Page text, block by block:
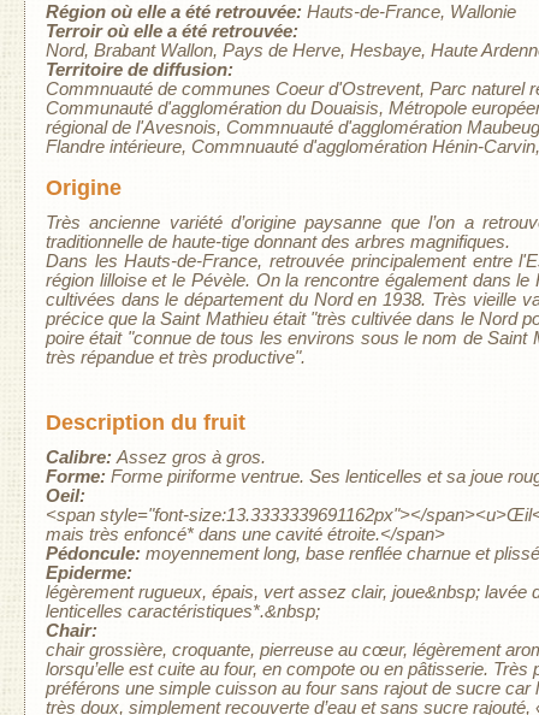
Région où elle a été retrouvée: Hauts-de-France Wallonie
Terroir où elle a été retrouvée:
Nord Brabant Wallon Pays de Herve Hesbaye Haute
Territoire de diffusion:
Commnuauté de communes Coeur d'Ostrevent Parc naturel
Communauté d'agglomération du Douaisis Métropole
régional de l'Avesnois Commnuauté d'agglomération
Flandre intérieure Commnuauté d'agglomération Hénin-Carvin
Origine
Très ancienne variété d’origine paysanne que l’on a
traditionnelle de haute-tige donnant des arbres magnifiques.
Dans les Hauts-de-France, retrouvée principalement entre
région lilloise et le Pévèle. On la rencontre également dans
cultivées dans le département du Nord en 1938. Très vieille
précice que la Saint Mathieu était "très cultivée dans le Nord
poire était "connue de tous les environs sous le nom de
très répandue et très productive".
Description du fruit
Calibre: Assez gros à gros.
Forme: Forme piriforme ventrue. Ses lenticelles et sa joue
Oeil:
<span style="font-size:13.3333339691162px"></
mais très enfoncé* dans une cavité étroite.</span>
Pédoncule: moyennement long, base renflée charnue et
Epiderme:
légèrement rugueux, épais, vert assez clair, joue&nbsp;
lenticelles caractéristiques*.&nbsp;
Chair:
chair grossière, croquante, pierreuse au cœur, légèrement
lorsqu’elle est cuite au four, en compote ou en pâtisserie.
préférons une simple cuisson au four sans rajout de sucre
très doux, simplement recouverte d’eau et sans sucre